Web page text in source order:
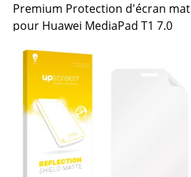
Premium Protection d'écran mat
pour Huawei MediaPad T1 7.0